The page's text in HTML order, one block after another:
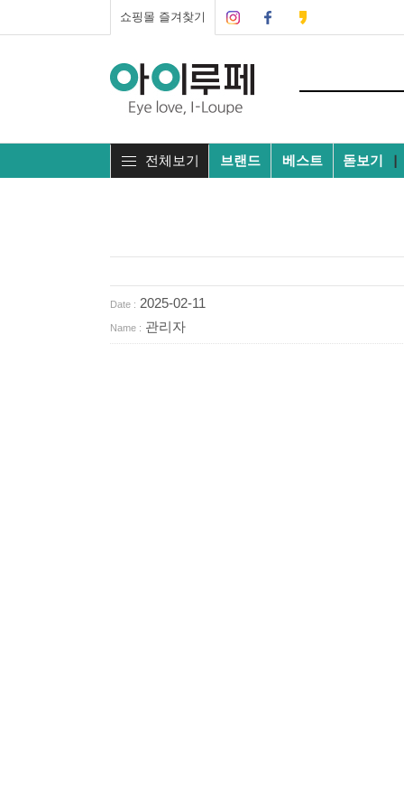
쇼핑몰 즐겨찾기
전체보기 브랜드 베스트 돋보기
Date : 2025-02-11
Name : 관리자